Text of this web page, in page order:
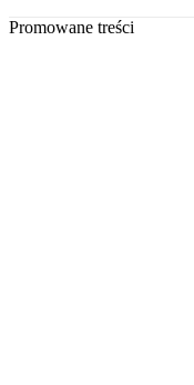
Promowane treści